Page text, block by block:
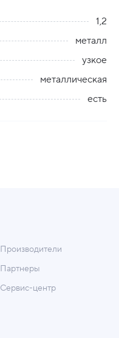
1,2
металл
узкое
металлическая
есть
Производители
Партнеры
Сервис-центр